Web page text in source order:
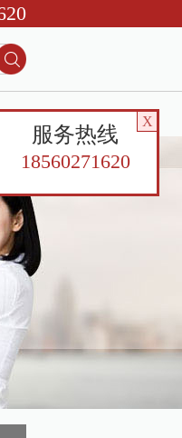
司请到喜达搬家，电话
X
服务热线
18560271620